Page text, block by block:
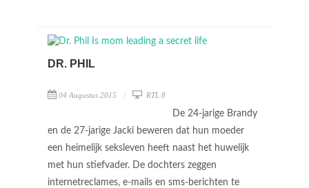
DR. PHIL
04 Augustus 2015 RTL 8
De 24-jarige Brandy
en de 27-jarige Jacki beweren dat hun moeder
een heimelijk seksleven heeft naast het huwelijk
met hun stiefvader. De dochters zeggen
internetreclames, e-mails en sms-berichten te